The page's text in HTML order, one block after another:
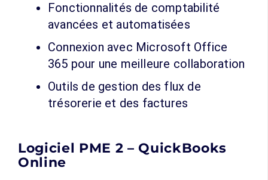
Fonctionnalités de comptabilité
avancées et automatisées
Connexion avec Microsoft Office
365 pour une meilleure collaboration
Outils de gestion des flux de
trésorerie et des factures
Logiciel PME 2 – QuickBooks
Online